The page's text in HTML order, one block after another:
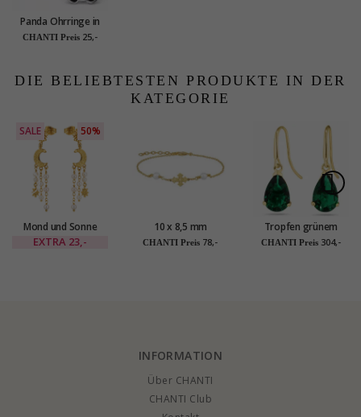
Panda Ohrringe in
Silber - Little Ones
CHANTI Preis 25,-
DIE BELIEBTESTEN PRODUKTE IN DER
KATEGORIE
SALE 50%
Mond und Sonne
Ohrringe in
EXTRA 23,-
10 x 8,5 mm
Dagmarkreuz Perle
CHANTI Preis 78,-
Tropfen grünem
Goldohrringe in 14
CHANTI Preis 304,-
INFORMATION
Über CHANTI
CHANTI Club